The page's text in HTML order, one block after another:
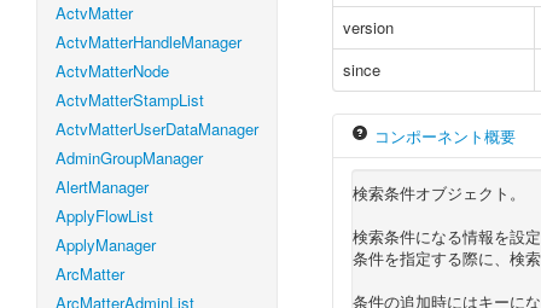
ActvMatter
ActvMatterHandleManager
ActvMatterNode
ActvMatterStampList
ActvMatterUserDataManager
AdminGroupManager
AlertManager
ApplyFlowList
ApplyManager
ArcMatter
ArcMatterAdminList
version
since
コンポーネント概要
検索条件オブジェクト。
検索条件になる情報を設
条件を指定する際に、検
条件の追加時にはキーに